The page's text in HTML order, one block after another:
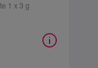
1 x 3 g